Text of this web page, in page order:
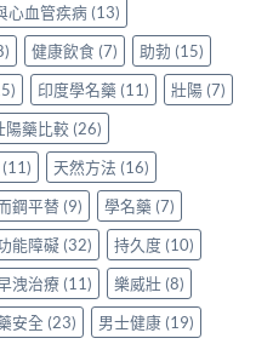
心血管疾病 (13)
健康飲食 (7) 助勃 (15)
印度學名藥 (11) 壯陽 (7)
陽藥比較 (26)
(11) 天然方法 (16)
鋼平替 (9) 學名藥 (7)
能障礙 (32) 持久度 (10)
洩治療 (11) 樂威壯 (8)
安全 (23) 男士健康 (19)